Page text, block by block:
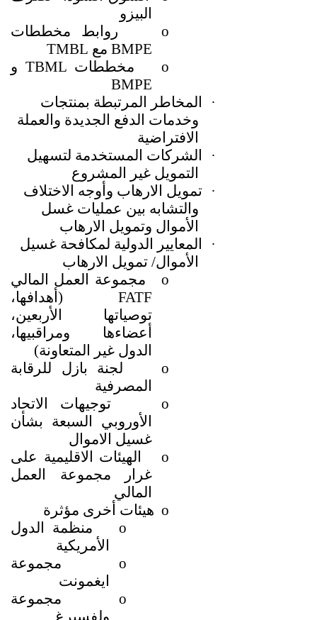
البيزو
o
روابط مخططات
BMPE مع TMBL
o
مخططات TBML و
BMPE
·
المخاطر المرتبطة بمنتجات
وخدمات الدفع الجديدة والعملة
الافتراضية
·
الشركات المستخدمة لتسهيل
التمويل غير المشروع
· تمويل الارهاب وأوجه الاختلاف
والتشابه بين عمليات غسل
الأموال وتمويل الارهاب
·
المعايير الدولية لمكافحة غسيل
الأموال/ تمويل الارهاب
o
مجموعة العمل المالي
FATF (أهدافها،
توصياتها الأربعين،
أعضاءها ومراقبيها،
الدول غير المتعاونة)
o
لجنة بازل للرقابة
المصرفية
o
توجيهات الاتحاد
الأوروبي السبعة بشأن
غسيل الاموال
o
الهيئات الاقليمية على
غرار مجموعة العمل
المالي
o هيئات أخرى مؤثرة
o
منظمة الدول
الأمريكية
o
مجموعة
ايغمونت
o
مجموعة
ولفسبرغ